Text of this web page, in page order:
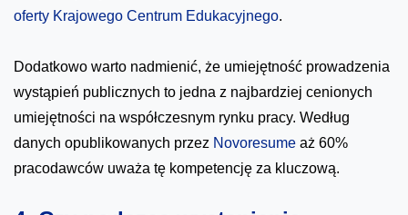
oferty Krajowego Centrum Edukacyjnego.
Dodatkowo warto nadmienić, że umiejętność prowadzenia
wystąpień publicznych to jedna z najbardziej cenionych
umiejętności na współczesnym rynku pracy. Według
danych opublikowanych przez Novoresume aż 60%
pracodawców uważa tę kompetencję za kluczową.